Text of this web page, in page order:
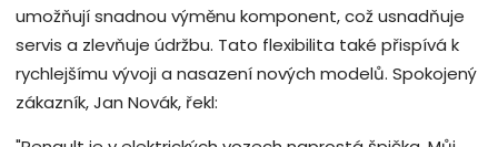
umožňují snadnou výměnu komponent, což usnadňuje
servis a zlevňuje údržbu. Tato flexibilita také přispívá k
rychlejšímu vývoji a nasazení nových modelů. Spokojený
zákazník, Jan Novák, řekl: